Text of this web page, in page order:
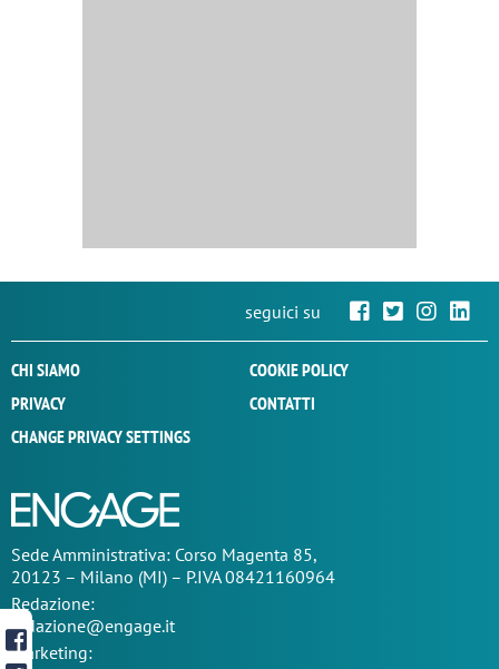
seguici su
CHI SIAMO
COOKIE POLICY
PRIVACY
CONTATTI
CHANGE PRIVACY SETTINGS
SedeAmministrativa: Corso Magenta 85,
20123 – Milano (MI) – P.IVA 08421160964
Redazione:
redazione@engage.it
Marketing: